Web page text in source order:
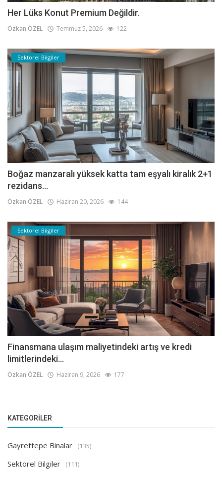
Her Lüks Konut Premium Değildir.
Özkan ÖZEL Temmuz 5, 2026 122
Sektörel Bilgiler
Boğaz manzaralı yüksek katta tam eşyalı kiralık 2+1
rezidans...
Özkan ÖZEL Haziran 20, 2026 144
Sektörel Bilgiler
Finansmana ulaşım maliyetindeki artış ve kredi
limitlerindeki...
Özkan ÖZEL Haziran 9, 2026 177
KATEGORILER
Gayrettepe Binalar (135)
Sektörel Bilgiler (111)